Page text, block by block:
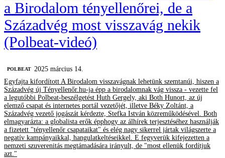
a Birodalom tényellenőrei, de a
Századvég most visszavág nekik
(Polbeat-videó)
‎POLBEAT
2025 március 14.
Egyfajta kifordított A Birodalom visszavágnak lehetünk szemtanúi, hiszen a
Századvég új Tényellenőr.hu-ja épp a birodalomnak vág vissza - vezette fel
a legutóbbi Polbeat-beszélgetést Huth Gergely, aki Both Hunort, az új
elemző csapat és internetes portál vezetőjét, illetve Béky Zoltánt, a
Századvég vezető jogászát kérdezte, Stefka István közreműködésével. Both
elmagyarázta: a globalista erők épphogy az álhírek terjesztéséhez használják
a fizetett "tényellenőr csapataikat" és elég nagy sikerrel jártak világszerte a
negatív kampányaikkal, hangulatkeltéseikkel. E fegyverük kifejezetten a
nemzeti szuverenitás megtámadására irányult, de "most ellenük fordítjuk
azt."